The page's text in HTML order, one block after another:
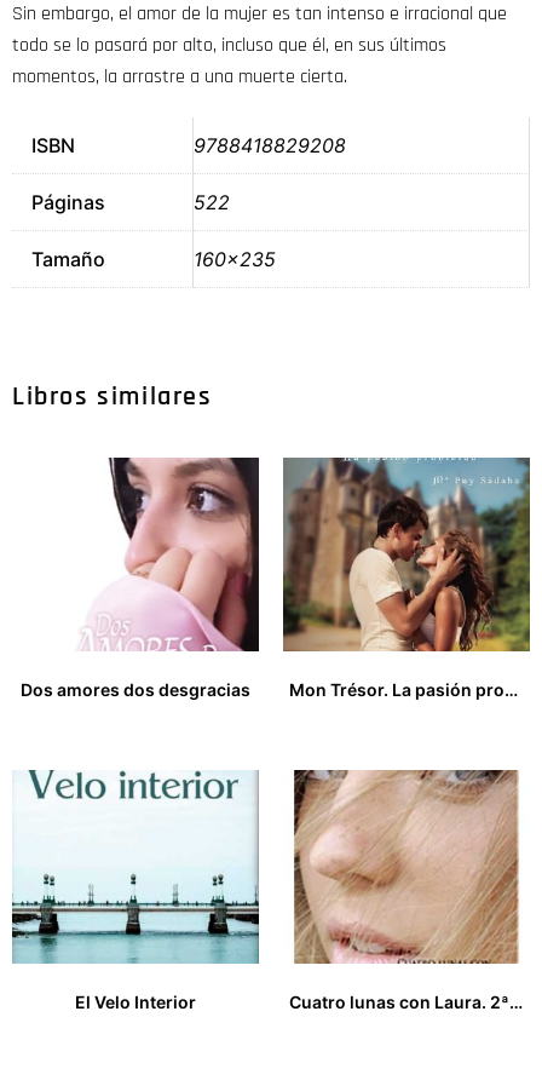
Sin embargo, el amor de la mujer es tan intenso e irracional que
todo se lo pasará por alto, incluso que él, en sus últimos
momentos, la arrastre a una muerte cierta.
ISBN 9788418829208
Páginas 522
Tamaño 160×235
Libros similares
Dos amores dos desgracias
Mon Trésor. La pasión prohibida
El Velo Interior
Cuatro lunas con Laura. 2ª Edición